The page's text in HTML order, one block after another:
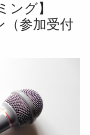
ング】
（参加受付